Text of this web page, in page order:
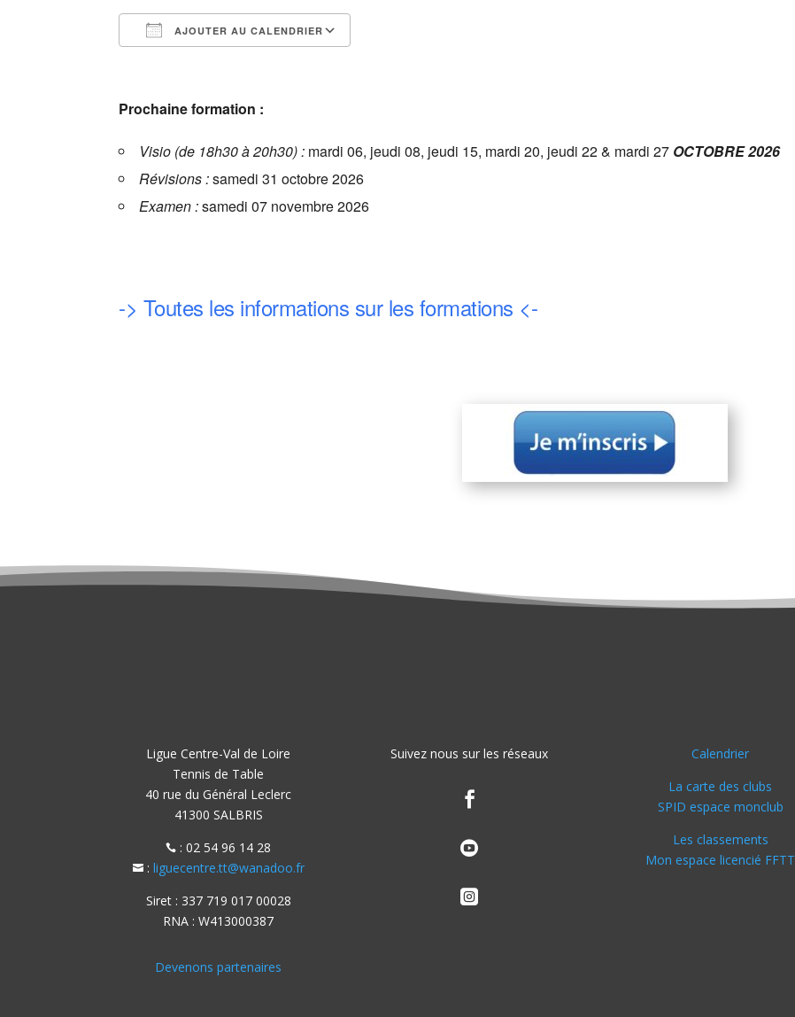
AJOUTER AU CALENDRIER
Prochaine formation :
Visio (de 18h30 à 20h30) : mardi 06, jeudi 08, jeudi 15, mardi 20, jeudi 22 & mardi 27 OCTOBRE 2026
Révisions :samedi 31 octobre 2026
Examen :samedi 07 novembre 2026
-> Toutes les informations sur les formations <-
Ligue Centre-Val de Loire
Tennis de Table
40 rue du Général Leclerc
41300 SALBRIS
 : 02 54 96 14 28
: liguecentre.tt@wanadoo.fr
Siret : 337 719 017 00028
RNA : W413000387
Devenons partenaires
Suivez nous sur les réseaux



Calendrier
La carte des clubs
SPID espace monclub
Les classements
Mon espace licencié FFTT